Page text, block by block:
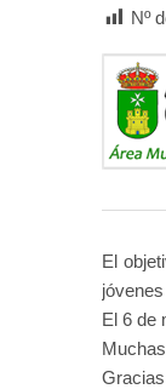
Nº
El
El 6 de